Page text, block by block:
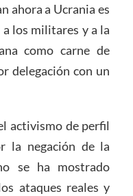
ahora a Ucrania es
los militares y a la
como carne de
delegación con un
activismo de perfil
la negación de la
se ha mostrado
ataques reales y